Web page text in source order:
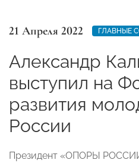
21 Апреля 2022 ГЛАВНЫЕ
Александр
выступил на
развития
России
Президент «ОПОРЫ